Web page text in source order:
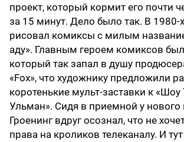
проект, который кормит его почти
за 15 минут. Дело было так. В 1980-
рисовал комиксы с милым
аду». Главным героем комиксов
который так запал в душу
«Fox», что художнику предложили
коротенькие мульт-заставки к «Шоу
Ульман». Сидя в приемной у нового
Гроенинг вдруг осознал, что не
права на кроликов телеканалу. И